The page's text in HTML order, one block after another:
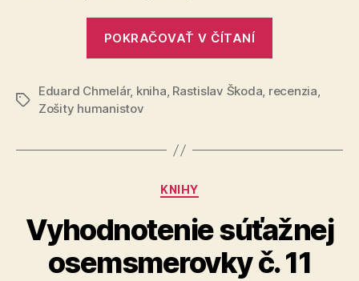
POKRAČOVAŤ V ČÍTANÍ
Chmelár:
Značky
Eduard Chmelár, kniha, Rastislav Škoda, recenzia,
Zošity humanistov
Kategórie
KNIHY
Vyhodnotenie súťažnej
osemsmerovky č. 11